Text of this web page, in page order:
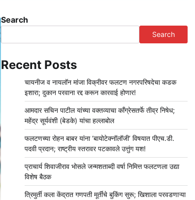
Search
Search
Recent Posts
चायनीज व नायलॉन मांजा विक्रीवर फलटण नगरपरिषदेचा कडक
इशारा; दुकान परवाना रद्द करून कारवाई होणार!
आमदार सचिन पाटील यांच्या वक्तव्याचा काँग्रेसतर्फे तीव्र निषेध;
महेंद्र सूर्यवंशी (बेडके) यांचा हल्लाबोल
फलटणच्या रोहन बाबर यांना ‘बायोटेक्नॉलॉजी’ विषयात पीएच.डी.
पदवी प्रदान; राष्ट्रीय स्तरावर पटकावले उत्तुंग यश!
प्राचार्य शिवाजीराव भोसले जन्मशताब्दी वर्षा निमित्त फलटणला उद्या
विशेष बैठक
त्रिमुर्ती कला केंद्रात गणपती मूर्तींचे बुकिंग सुरू; खिशाला परवडणाऱ्या